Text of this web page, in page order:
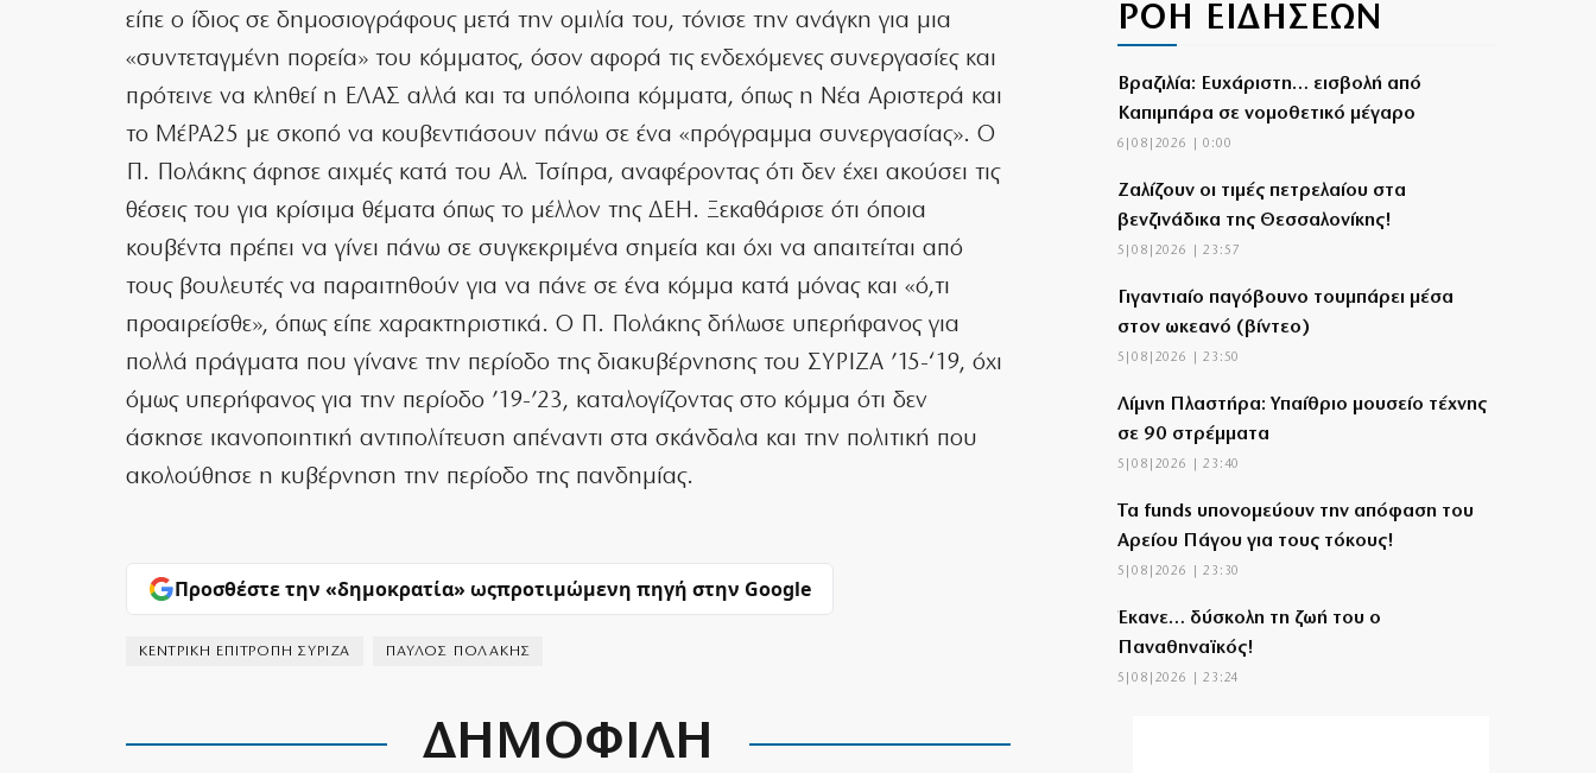
είπε ο ίδιος σε δημοσιογράφους μετά την ομιλία του, τόνισε την ανάγκη για μια
«συντεταγμένη πορεία» του κόμματος, όσον αφορά τις ενδεχόμενες συνεργασίες και
πρότεινε να κληθεί η ΕΛΑΣ αλλά και τα υπόλοιπα κόμματα, όπως η Νέα Αριστερά και
το ΜέΡΑ25 με σκοπό να κουβεντιάσουν πάνω σε ένα «πρόγραμμα συνεργασίας». Ο
Π. Πολάκης άφησε αιχμές κατά του Αλ. Τσίπρα, αναφέροντας ότι δεν έχει ακούσει τις
θέσεις του για κρίσιμα θέματα όπως το μέλλον της ΔΕΗ. Ξεκαθάρισε ότι όποια
κουβέντα πρέπει να γίνει πάνω σε συγκεκριμένα σημεία και όχι να απαιτείται από
τους βουλευτές να παραιτηθούν για να πάνε σε ένα κόμμα κατά μόνας και «ό,τι
προαιρείσθε», όπως είπε χαρακτηριστικά. Ο Π. Πολάκης δήλωσε υπερήφανος για
πολλά πράγματα που γίνανε την περίοδο της διακυβέρνησης του ΣΥΡΙΖΑ ’15-‘19, όχι
όμως υπερήφανος για την περίοδο ’19-’23, καταλογίζοντας στο κόμμα ότι δεν
άσκησε ικανοποιητική αντιπολίτευση απέναντι στα σκάνδαλα και την πολιτική που
ακολούθησε η κυβέρνηση την περίοδο της πανδημίας.
Προσθέστε την «δημοκρατία» ωςπροτιμώμενη πηγή στην Google
ΚΕΝΤΡΙΚΗ ΕΠΙΤΡΟΠΗ ΣΥΡΙΖΑ ΠΑΥΛΟΣ ΠΟΛΑΚΗΣ
ΔΗΜΟΦΙΛΗ
ΡΟΗ ΕΙΔΗΣΕΩΝ
Βραζιλία: Ευχάριστη… εισβολή από
Καπιμπάρα σε νομοθετικό μέγαρο
6|08|2026 | 0:00
Ζαλίζουν οι τιμές πετρελαίου στα
βενζινάδικα της Θεσσαλονίκης!
5|08|2026 | 23:57
Γιγαντιαίο παγόβουνο τουμπάρει μέσα
στον ωκεανό (βίντεο)
5|08|2026 | 23:50
Λίμνη Πλαστήρα: Υπαίθριο μουσείο τέχνης
σε 90 στρέμματα
5|08|2026 | 23:40
Τα funds υπονομεύουν την απόφαση του
Αρείου Πάγου για τους τόκους!
5|08|2026 | 23:30
Έκανε… δύσκολη τη ζωή του ο
Παναθηναϊκός!
5|08|2026 | 23:24